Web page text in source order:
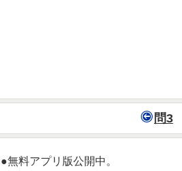
問3
●無料アプリ版公開中。